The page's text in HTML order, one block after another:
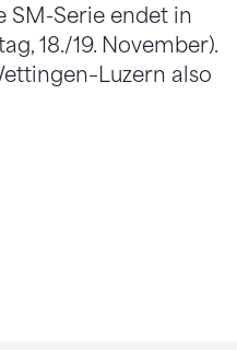
SM-Serie endet in
18./19. November).
also